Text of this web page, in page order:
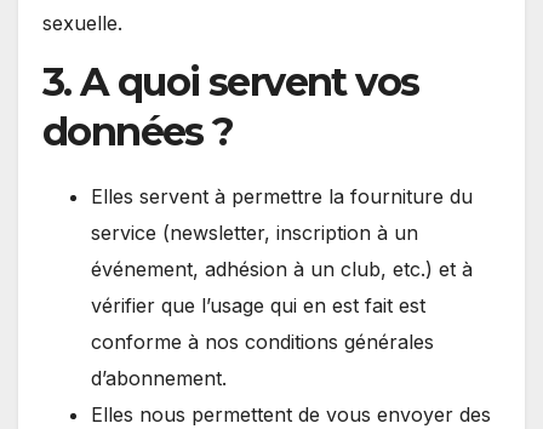
sexuelle.
3. A quoi servent vos
données ?
Elles servent à permettre la fourniture du
service (newsletter, inscription à un
événement, adhésion à un club, etc.) et à
vérifier que l’usage qui en est fait est
conforme à nos conditions générales
d’abonnement.
Elles nous permettent de vous envoyer des